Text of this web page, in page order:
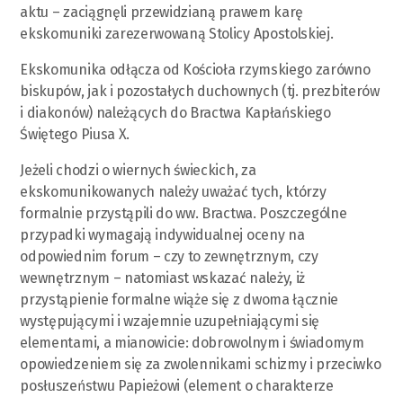
aktu – zaciągnęli przewidzianą prawem karę
ekskomuniki zarezerwowaną Stolicy Apostolskiej.
Ekskomunika odłącza od Kościoła rzymskiego zarówno
biskupów, jak i pozostałych duchownych (tj. prezbiterów
i diakonów) należących do Bractwa Kapłańskiego
Świętego Piusa X.
Jeżeli chodzi o wiernych świeckich, za
ekskomunikowanych należy uważać tych, którzy
formalnie przystąpili do ww. Bractwa. Poszczególne
przypadki wymagają indywidualnej oceny na
odpowiednim forum – czy to zewnętrznym, czy
wewnętrznym – natomiast wskazać należy, iż
przystąpienie formalne wiąże się z dwoma łącznie
występującymi i wzajemnie uzupełniającymi się
elementami, a mianowicie: dobrowolnym i świadomym
opowiedzeniem się za zwolennikami schizmy i przeciwko
posłuszeństwu Papieżowi (element o charakterze